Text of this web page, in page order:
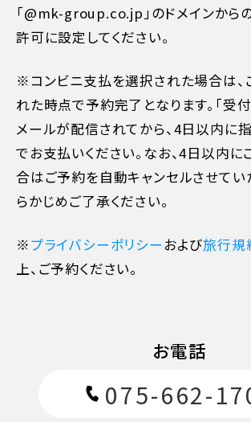
旅行開始日の前日
旅行開始日の当日
旅行開始後又は無連絡
「@mk-group.co.jp」のドメインから
許可に設定してください。
※コンビニ支払を選択された場合は、
れた時点で予約完了となります。「受
メールが配信されてから、4日以内に
でお支払いください。なお、4日以内
合はご予約を自動キャンセルさせてい
らかじめご了承ください。
※プライバシーポリシーおよび旅行規
上、ご予約ください。
お電話
075-662-